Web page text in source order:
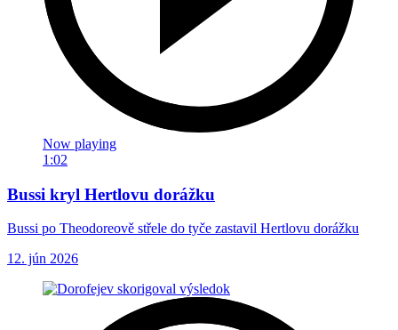
Now playing
1:02
Bussi kryl Hertlovu dorážku
Bussi po Theodoreově střele do tyče zastavil Hertlovu dorážku
12. jún 2026